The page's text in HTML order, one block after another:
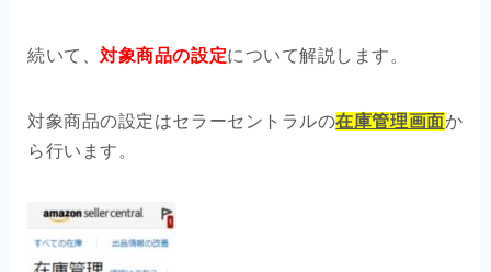
続いて、対象商品の設定について解説します。
対象商品の設定はセラーセントラルの在庫管理画面か
ら行います。